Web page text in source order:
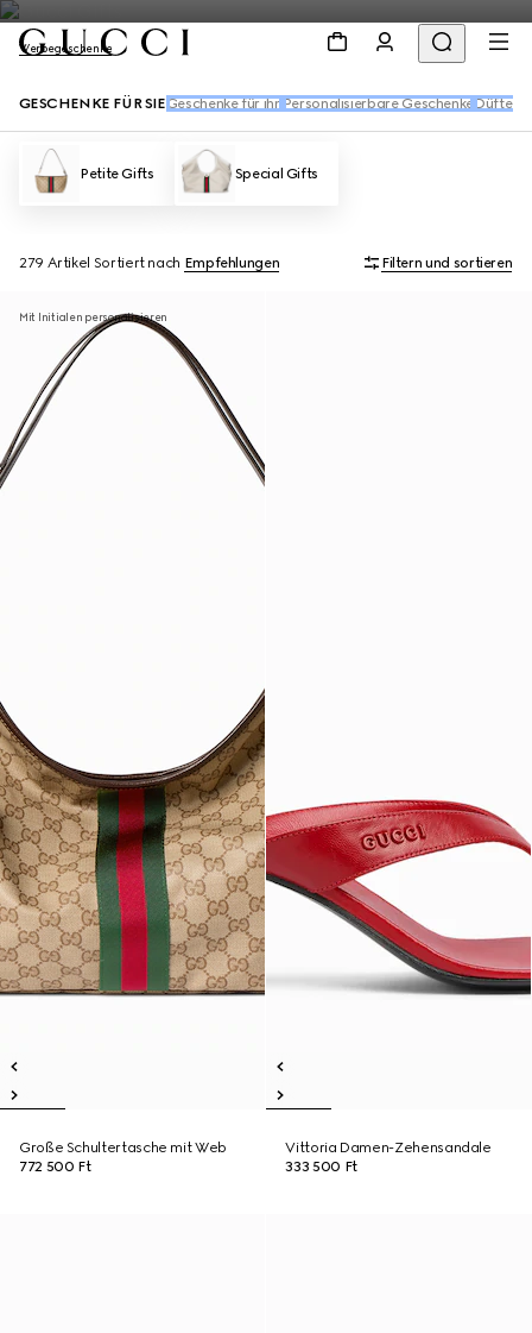
Werbegeschenke
GESCHENKE FÜR SIE Geschenke für ihn Personalisierbare Geschenke Düfte
Petite Gifts Special Gifts
279 Artikel Sortiert nach Empfehlungen Filtern und sortieren
Mit Initialen personalisieren
Große Schultertasche mit Web
772 500 Ft
Vittoria Damen-Zehensandale
333 500 Ft